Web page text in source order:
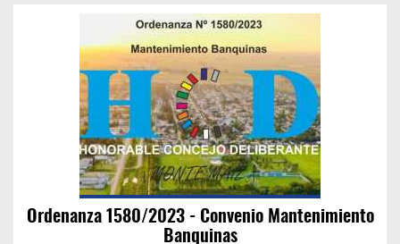
Ordenanza 1580/2023 - Convenio Mantenimiento
Banquinas